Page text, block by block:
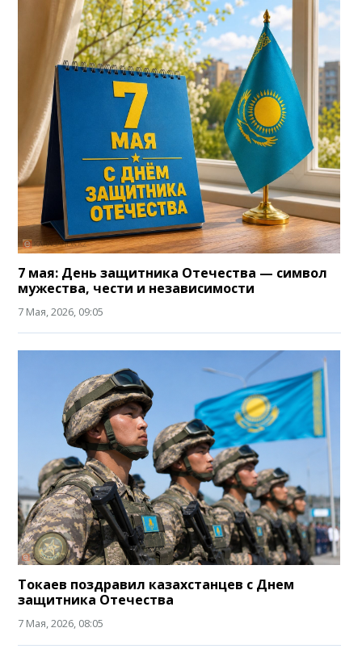
7 мая: День защитника Отечества — символ
мужества, чести и независимости
7 Мая, 2026, 09:05
Токаев поздравил казахстанцев с Днем
защитника Отечества
7 Мая, 2026, 08:05